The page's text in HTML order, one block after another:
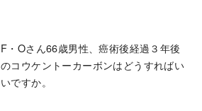
F・Oさん66歳男性、癌術後経過３年後
のコウケントーカーボンはどうすればい
いですか。